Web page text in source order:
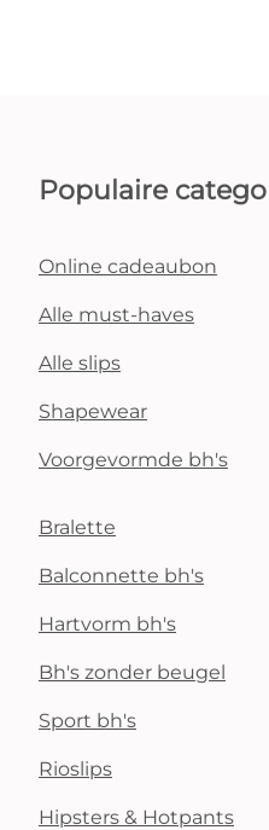
Populaire
Online cadeaubon
Alle must-haves
Alle slips
Shapewear
Voorgevormde bh's
Bralette
Balconnette bh's
Hartvorm bh's
Bh's zonder beugel
Sport bh's
Rioslips
Hipsters & Hotpants